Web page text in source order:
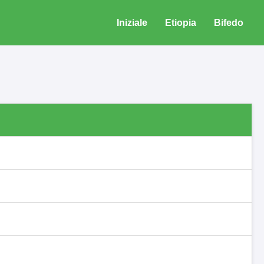
Iniziale Etiopia Bifedo